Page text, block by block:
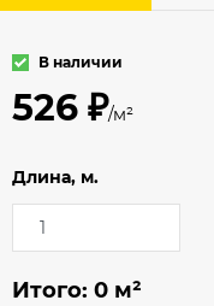
В наличии
526 ₽/м²
Длина, м.
Итого: 0 м²